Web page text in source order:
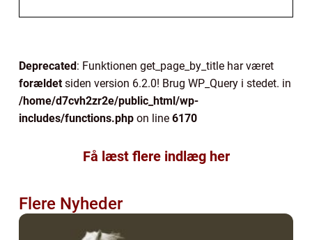
Deprecated : Funktionen get_page_by_title har været
forældetsiden version 6.2.0! Brug WP_Query i stedet. in
/home/d7cvh2zr2e/public_html/wp-
includes/functions.php on line 6170
Få læst flere indlæg her
Flere Nyheder